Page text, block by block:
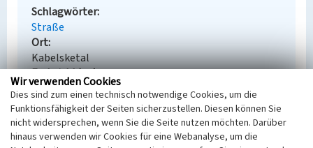
Schlagwörter
Straße
Ort
Kabelsketal
Fachsicht(en)
Denkmalpflege
Erfassungsmaßstab
Keine Angabe
Erfassungsmethode
Wir verwenden Cookies
Dies sind zum einen technisch notwendige Cookies, um die
Funktionsfähigkeit der Seiten sicherzustellen. Diesen können Sie
nicht widersprechen, wenn Sie die Seite nutzen möchten. Darüber
hinaus verwenden wir Cookies für eine Webanalyse, um die